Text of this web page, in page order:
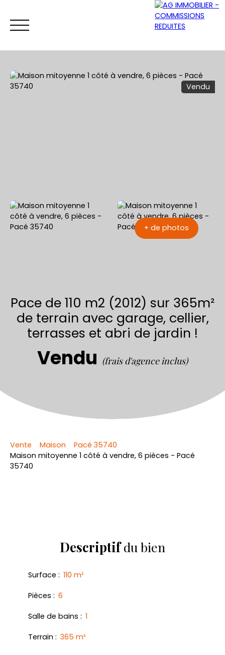
Vendu
+ de photos
Pace de 110 m2 (2012) sur 365m²
de terrain avec garage, cellier,
terrasses et abri de jardin !
Vendu (frais d'agence inclus)
Vente Maison
Pacé 35740
Maison mitoyenne 1 côté à vendre, 6 pièces - Pacé
35740
Descriptifdu bien
Surface : 110 m²
Pièces : 6
Salle de bains : 1
Terrain : 365 m²